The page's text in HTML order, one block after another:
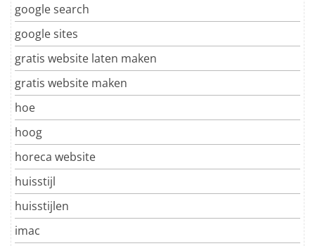
google search
google sites
gratis website laten maken
gratis website maken
hoe
hoog
horeca website
huisstijl
huisstijlen
imac